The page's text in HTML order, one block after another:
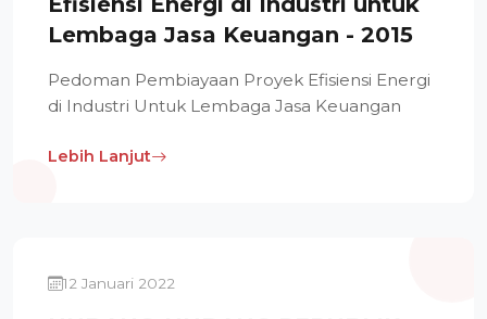
Lembaga Jasa Keuangan - 2015
Pedoman Pembiayaan Proyek Efisiensi Energi
di Industri Untuk Lembaga Jasa Keuangan
Lebih Lanjut
12 Januari 2022